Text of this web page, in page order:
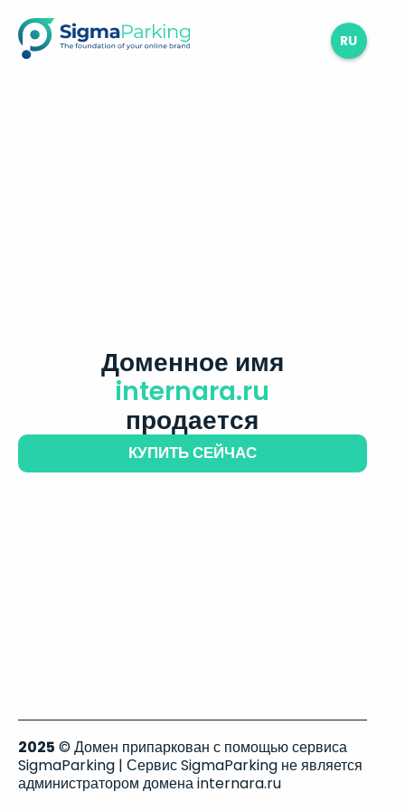
RU
Доменное имя
internara.ru
продается
КУПИТЬ СЕЙЧАС
2025 © Домен припаркован с помощью сервиса
SigmaParking | Сервис SigmaParking не является
администратором домена internara.ru